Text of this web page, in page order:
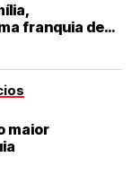
franquia de
no RN
maior